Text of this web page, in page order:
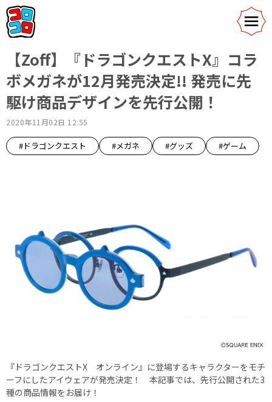
【Zoff】『ドラゴンクエストX』コラ
ボメガネが12月発売決定!! 発売に先
駆け商品デザインを先行公開！
2020年11月02日 12:55
#ドラゴンクエスト #メガネ #グッズ #ゲーム
『ドラゴンクエストX オンライン』に登場するキャラクターをモチ
ーフにしたアイウェアが発売決定！ 本記事では、先行公開された3
種の商品情報をお届け！